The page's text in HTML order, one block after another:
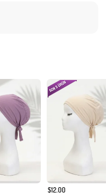
$12.00